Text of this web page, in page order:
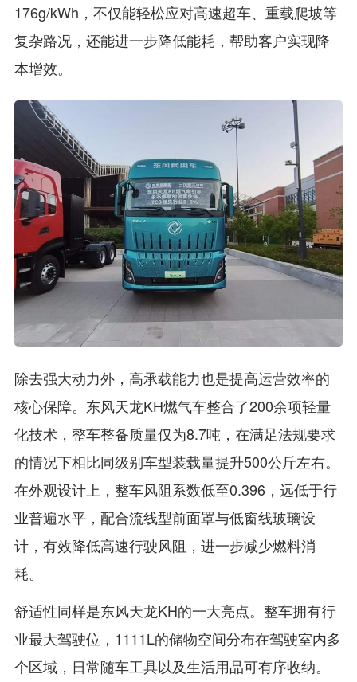
176g/kWh，不仅能轻松应对高速超车、重载爬坡等
复杂路况，还能进一步降低能耗，帮助客户实现降
本增效。
除去强大动力外，高承载能力也是提高运营效率的
核心保障。东风天龙KH燃气车整合了200余项轻量
化技术，整车整备质量仅为8.7吨，在满足法规要求
的情况下相比同级别车型装载量提升500公斤左右。
在外观设计上，整车风阻系数低至0.396，远低于行
业普遍水平，配合流线型前面罩与低窗线玻璃设
计，有效降低高速行驶风阻，进一步减少燃料消
耗。
舒适性同样是东风天龙KH的一大亮点。整车拥有行
业最大驾驶位，1111L的储物空间分布在驾驶室内多
个区域，日常随车工具以及生活用品可有序收纳。